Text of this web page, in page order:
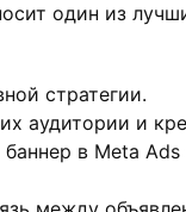
один из
стратегии.
аудитории и
в Meta Ads